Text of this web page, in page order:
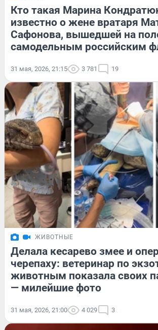
Кто такая Марина
известно о жене вратаря
Сафонова, вышедшей на
самодельным российским
31 мая, 2026, 21:15 3 781 19
ЖИВОТНЫЕ
Делала кесарево змее и
черепаху: ветеринар по
животным показала своих
— милейшие фото
31 мая, 2026, 21:00 4 029 3